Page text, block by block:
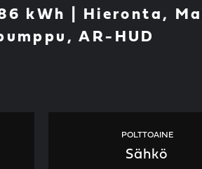
kWh | Hieronta,
AR-HUD
POLTTOAINE
Sähkö